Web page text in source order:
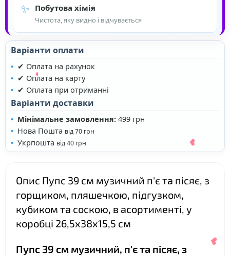
✨ Побутова хімія
Чистота, яку видно і відчувається
Варіанти оплати
✔ Оплата на рахунок
✔ Оплата на карту
✔ Оплата при отриманні
Варіанти доставки
Мінімальне замовлення: 499 грн
Нова Пошта від 70 грн
Укрпошта від 40 грн
Опис Пупс 39 см музичний п'є та пісяє, з
горщиком, пляшечкою, підгузком,
кубиком та соскою, в асортименті, у
коробці 26,5х38х15,5 см
Пупс 39 см музичний, п'є та пісяє, з
❤
❤